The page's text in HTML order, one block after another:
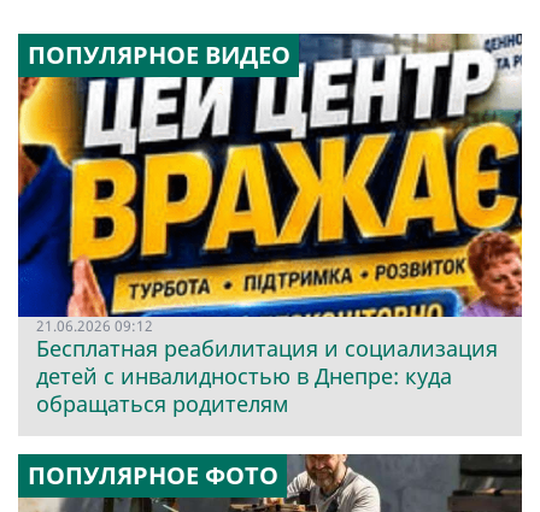
ПОПУЛЯРНОЕ ВИДЕО
21.06.2026 09:12
Бесплатная реабилитация и социализация
детей с инвалидностью в Днепре: куда
обращаться родителям
ПОПУЛЯРНОЕ ФОТО